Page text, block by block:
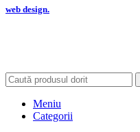
web design.
Meniu
Categorii